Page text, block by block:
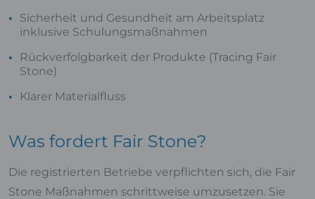
Sicherheit und Gesundheit am Arbeitsplatz
inklusive Schulungsmaßnahmen
Rückverfolgbarkeit der Produkte (Tracing Fair
Stone)
Klarer Materialfluss
Was fordert Fair Stone?
Die registrierten Betriebe verpflichten sich, die Fair
Stone Maßnahmen schrittweise umzusetzen. Sie